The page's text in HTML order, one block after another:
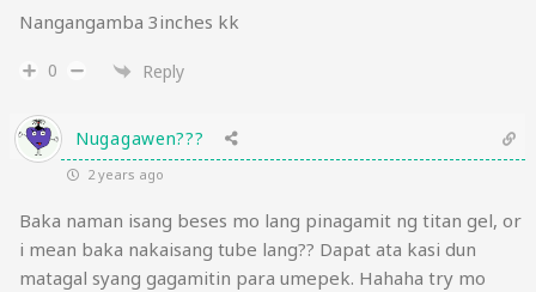
Nangangamba 3inches kk
0 Reply
Nugagawen???
2 years ago
Baka naman isang beses mo lang pinagamit ng titan gel, or
i mean baka nakaisang tube lang?? Dapat ata kasi dun
matagal syang gagamitin para umepek. Hahaha try mo